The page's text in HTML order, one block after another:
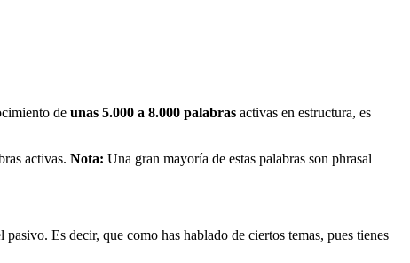
de unas 5.000 a 8.000 palabras activas en estructura, es
activas. Nota: Una gran mayoría de estas palabras son phrasal
Es decir, que como has hablado de ciertos temas, pues tienes